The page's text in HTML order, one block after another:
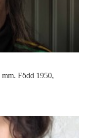
mm. Född 1950,